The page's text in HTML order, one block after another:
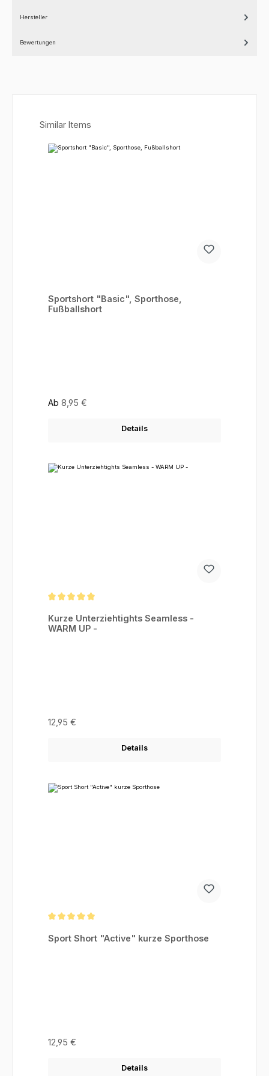
Hersteller
Bewertungen
Produktgalerie überspringen
Similar Items
Sportshort "Basic", Sporthose,
Fußballshort
Regulärer Preis:
Ab 8,95 €
Details
Kurze Unterziehtights Seamless -
WARM UP -
Regulärer Preis:
12,95 €
Details
Sport Short "Active" kurze Sporthose
Regulärer Preis:
12,95 €
Details